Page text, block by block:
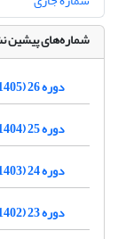
شماره‌های پیشین
دوره 26 (1405)
دوره 25 (1404)
دوره 24 (1403)
دوره 23 (1402)